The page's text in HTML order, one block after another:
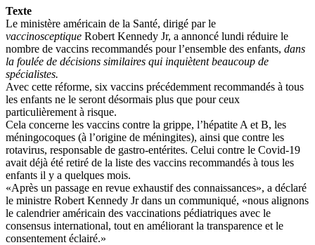
Texte
Le ministère américain de la Santé, dirigé par le
vaccinosceptique Robert Kennedy Jr, a annoncé lundi réduire le
nombre de vaccins recommandés pour l’ensemble des enfants, dans
la foulée de décisions similaires qui inquiètent beaucoup de
spécialistes.
Avec cette réforme, six vaccins précédemment recommandés à tous
les enfants ne le seront désormais plus que pour ceux
particulièrement à risque.
Cela concerne les vaccins contre la grippe, l’hépatite A et B, les
méningocoques (à l’origine de méningites), ainsi que contre les
rotavirus, responsable de gastro-entérites. Celui contre le Covid-19
avait déjà été retiré de la liste des vaccins recommandés à tous les
enfants il y a quelques mois.
«Après un passage en revue exhaustif des connaissances», a déclaré
le ministre Robert Kennedy Jr dans un communiqué, «nous alignons
le calendrier américain des vaccinations pédiatriques avec le
consensus international, tout en améliorant la transparence et le
consentement éclairé.»